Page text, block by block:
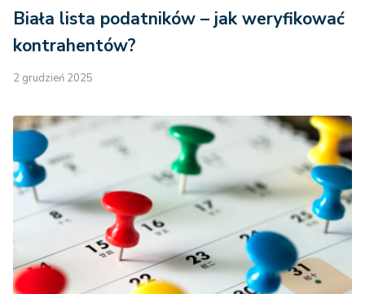
Biała lista podatników – jak weryfikować
kontrahentów?
2 grudzień 2025